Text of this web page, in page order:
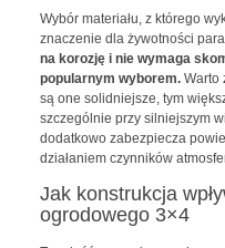
Wybór materiału, z którego
znaczenie dla żywotności
na korozję i nie wymaga
popularnym wyborem.Warto
są one solidniejsze, tym
szczególnie przy silniejszym
dodatkowo zabezpiecza
działaniem czynników
Jak konstrukcja
ogrodowego 3×4